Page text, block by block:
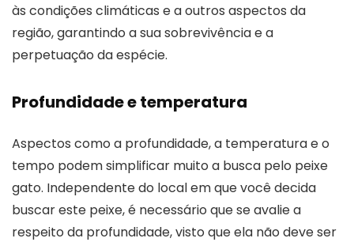
às condições climáticas e a outros aspectos da
região, garantindo a sua sobrevivência e a
perpetuação da espécie.
Profundidade e temperatura
Aspectos como a profundidade, a temperatura e o
tempo podem simplificar muito a busca pelo peixe
gato. Independente do local em que você decida
buscar este peixe, é necessário que se avalie a
respeito da profundidade, visto que ela não deve ser